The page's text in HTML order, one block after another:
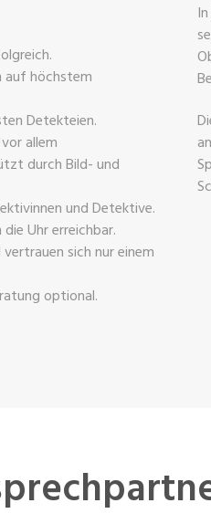
auf höchstem
Detekteien.
allem
durch Bild- und
und Detektive.
Uhr erreichbar.
sich nur einem
optional.